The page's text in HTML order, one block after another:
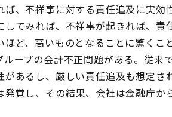
、不祥事に対する責任追及に実効
てみれば、不祥事が起きれば、責
ど、高いものとなることに驚くこ
ープの会計不正問題がある。従来
あるし、厳しい責任追及も想定さ
覚し、その結果、会社は金融庁か